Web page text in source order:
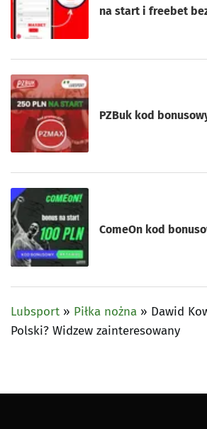
na start i freebet
PZBuk kod
ComeOn kod
Lubsport » Piłka nożna » Dawid
Polski? Widzew zainteresowany